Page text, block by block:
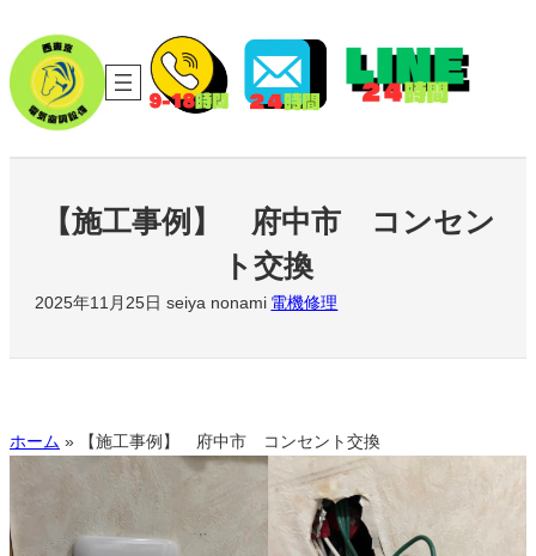
容
を
ス
【施工事例】 府中市 コンセン
ト交換
2025年11月25日 seiya nonami 電機修理
ホーム » 【施工事例】 府中市 コンセント交換